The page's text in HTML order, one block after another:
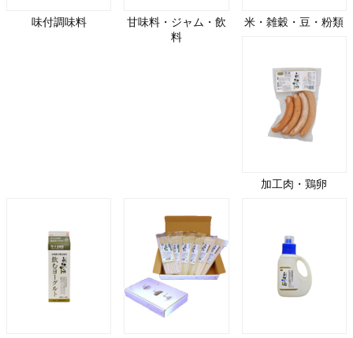
味付調味料
甘味料・ジャム・飲
料
米・雑穀・豆・粉類
加工肉・鶏卵